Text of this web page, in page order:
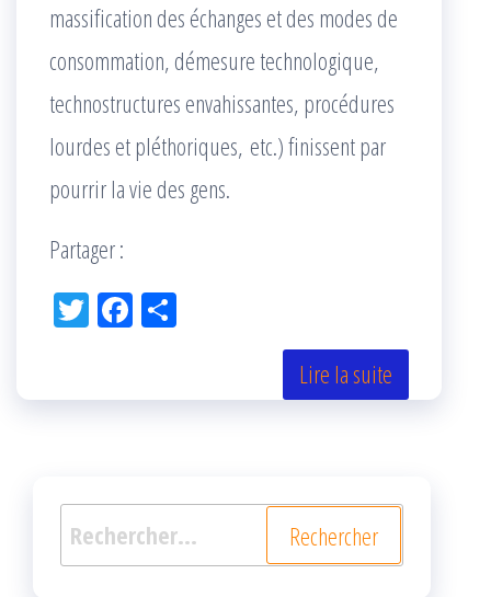
massification des échanges et des modes de
consommation, démesure technologique,
technostructures envahissantes, procédures
lourdes et pléthoriques, etc.) finissent par
pourrir la vie des gens.
Partager :
Tw Fac
k r
Lire la suite
Rechercher :